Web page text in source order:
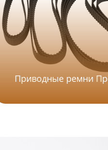
Приводные ремни